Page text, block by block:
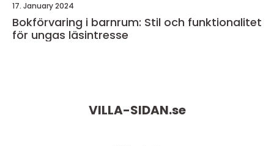
17. January 2024
Bokförvaring i barnrum: Stil och funktionalitet
för ungas läsintresse
VILLA-SIDAN.se